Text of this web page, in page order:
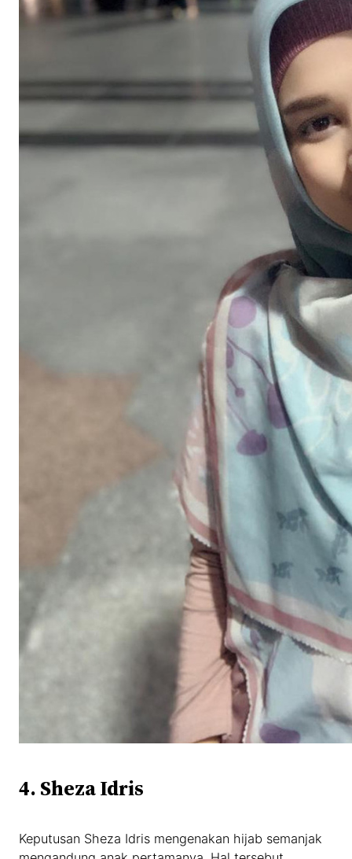
4. Sheza Idris
Keputusan Sheza Idris mengenakan hijab semanjak